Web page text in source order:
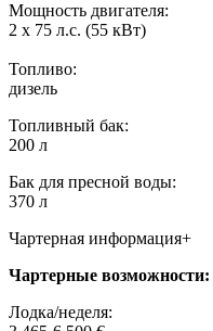
Мощность двигателя:
2 x 75 л.с. (55 кВт)
Топливо:
дизель
Топливный бак:
200 л
Бак для пресной воды:
370 л
Чартерная информация+
Чартерные возможности:
Лодка/неделя: